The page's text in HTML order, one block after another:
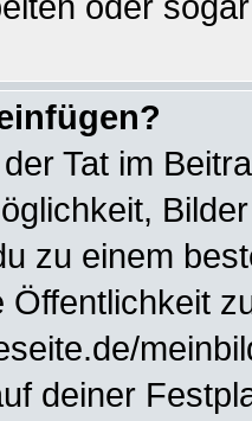
Tat im
zu einem
Öffentlichkeit
deiner